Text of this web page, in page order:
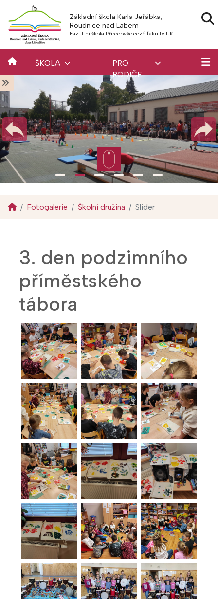
Základní škola Karla Jeřábka,
Roudnice nad Labem
Fakultní škola Přírodovědecké fakulty UK
ŠKOLA
PRO
RODIČE
Fotogalerie Školní družina Slider
3. den podzimního
příměstského
tábora